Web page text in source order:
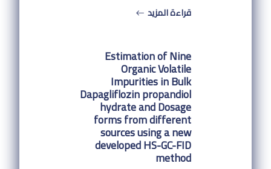
قراءة المزيد
Estimation of Nine
Organic Volatile
Impurities in Bulk
Dapagliflozin propandiol
hydrate and Dosage
forms from different
sources using a new
developed HS-GC-FID
method